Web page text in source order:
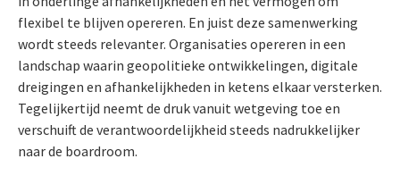
flexibel te blijven opereren. En juist deze samenwerking
wordt steeds relevanter. Organisaties opereren in een
landschap waarin geopolitieke ontwikkelingen, digitale
dreigingen en afhankelijkheden in ketens elkaar versterken.
Tegelijkertijd neemt de druk vanuit wetgeving toe en
verschuift de verantwoordelijkheid steeds nadrukkelijker
naar de boardroom.